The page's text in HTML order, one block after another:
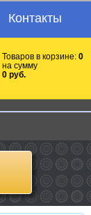
Контакты
Товаров в корзине: 0
на сумму
0 руб.